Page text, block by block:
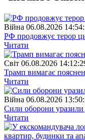
Війна 06.08.2026
РФ продовжує терор
Читати
Свiт 06.08.2026
Трамп вимагає
Читати
Війна 06.08.2026
Сили оборони
Читати